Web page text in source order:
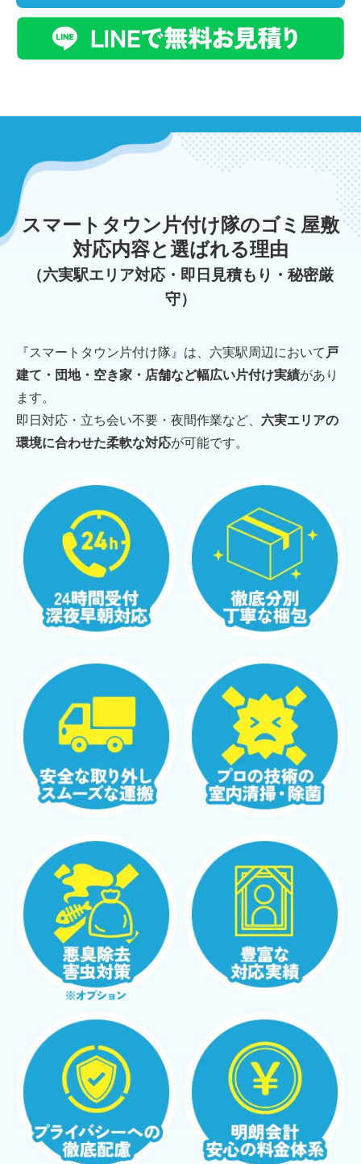
スマートタウン片付け隊のゴミ屋敷
対応内容と選ばれる理由
（六実駅エリア対応・即日見積もり・秘密厳
守）
『スマートタウン片付け隊』は、六実駅周辺において 戸
建て・団地・空き家・店舗など幅広い片付け実績があり
ます。
即日対応・立ち会い不要・夜間作業など、 六実エリアの
環境に合わせた柔軟な対応が可能です。